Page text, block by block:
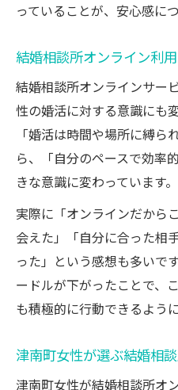
っていることが、安心感に
結婚相談所オンライン利
結婚相談所オンラインサー
性の婚活に対する意識にも
「婚活は時間や場所に縛
ら、「自分のペースで効率
きな意識に変わっています。
実際に「オンラインだから
会えた」「自分に合った相
った」という感想も多いで
ードルが下がったことで、
も積極的に行動できるよう
津南町女性が選ぶ結婚相